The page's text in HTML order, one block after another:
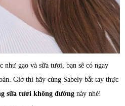
như gạo và sữa tươi, bạn sẽ có ngay
Giờ thì hãy cùng Sabely bắt tay thực
sữa tươi không đường này nhé!